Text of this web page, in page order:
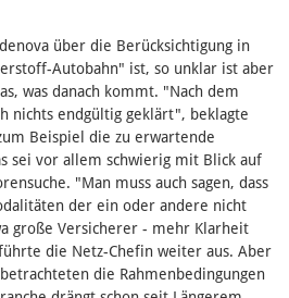
über die Berücksichtigung in
Autobahn" ist, so unklar ist aber
was danach kommt. "Nach dem
nichts endgültig geklärt", beklagte
Beispiel die zu erwartende
sei vor allem schwierig mit Blick auf
"Man muss auch sagen, dass
der ein oder andere nicht
große Versicherer - mehr Klarheit
die Netz-Chefin weiter aus. Aber
die Rahmenbedingungen